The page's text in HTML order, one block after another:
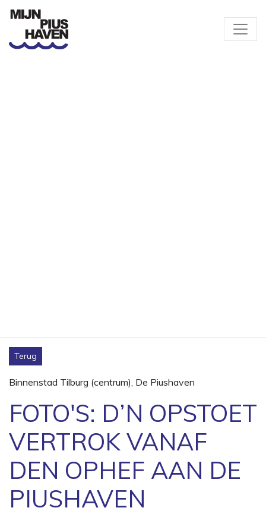
Terug
Binnenstad Tilburg (centrum) De Piushaven
FOTO'S: D’N OPSTOET
VERTROK VANAF
DEN OPHEF AAN DE
PIUSHAVEN